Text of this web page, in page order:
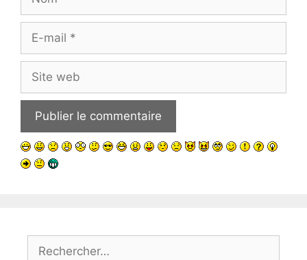
Site
web
Rechercher :